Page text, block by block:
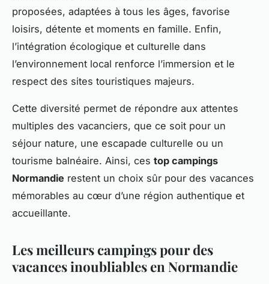
proposées, adaptées à tous les âges, favorise
loisirs, détente et moments en famille. Enfin,
l’intégration écologique et culturelle dans
l’environnement local renforce l’immersion et le
respect des sites touristiques majeurs.
Cette diversité permet de répondre aux attentes
multiples des vacanciers, que ce soit pour un
séjour nature, une escapade culturelle ou un
tourisme balnéaire. Ainsi, ces top campings
Normandie restent un choix sûr pour des vacances
mémorables au cœur d’une région authentique et
accueillante.
Les meilleurs campings pour des
vacances inoubliables en Normandie